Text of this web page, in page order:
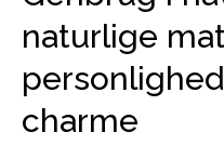
naturlige
charme